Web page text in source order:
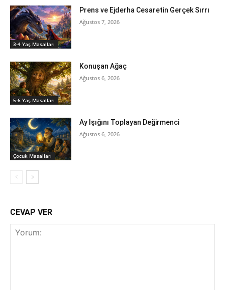
3-4 Yaş Masalları
Prens ve Ejderha Cesaretin Gerçek Sırrı
Ağustos 7, 2026
5-6 Yaş Masalları
Konuşan Ağaç
Ağustos 6, 2026
‍Çocuk Masalları
Ay Işığını Toplayan Değirmenci
Ağustos 6, 2026
CEVAP VER